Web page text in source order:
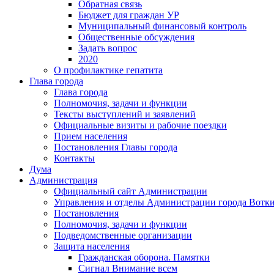
Обратная связь
Бюджет для граждан УР
Муниципальный финансовый контроль
Общественные обсуждения
Задать вопрос
2020
О профилактике гепатита
Глава города
Глава города
Полномочия, задачи и функции
Тексты выступлений и заявлений
Официальные визиты и рабочие поездки
Прием населения
Постановления Главы города
Контакты
Дума
Администрация
Официальный сайт Администрации
Управления и отделы Администрации города
Постановления
Полномочия, задачи и функции
Подведомственные организации
Защита населения
Гражданская оборона. Памятки
Сигнал Внимание всем